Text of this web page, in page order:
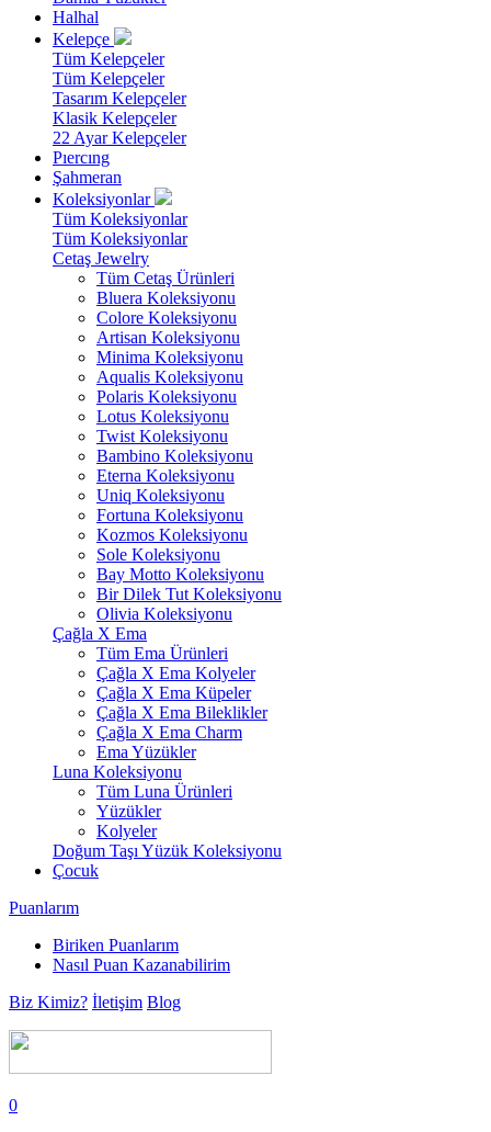
Halhal
Kelepçe
Tüm Kelepçeler
Tüm Kelepçeler
Tasarım Kelepçeler
Klasik Kelepçeler
22 Ayar Kelepçeler
Pıercıng
Şahmeran
Koleksiyonlar
Tüm Koleksiyonlar
Tüm Koleksiyonlar
Cetaş Jewelry
Tüm Cetaş Ürünleri
Bluera Koleksiyonu
Colore Koleksiyonu
Artisan Koleksiyonu
Minima Koleksiyonu
Aqualis Koleksiyonu
Polaris Koleksiyonu
Lotus Koleksiyonu
Twist Koleksiyonu
Bambino Koleksiyonu
Eterna Koleksiyonu
Uniq Koleksiyonu
Fortuna Koleksiyonu
Kozmos Koleksiyonu
Sole Koleksiyonu
Bay Motto Koleksiyonu
Bir Dilek Tut Koleksiyonu
Olivia Koleksiyonu
Çağla X Ema
Tüm Ema Ürünleri
Çağla X Ema Kolyeler
Çağla X Ema Küpeler
Çağla X Ema Bileklikler
Çağla X Ema Charm
Ema Yüzükler
Luna Koleksiyonu
Tüm Luna Ürünleri
Yüzükler
Kolyeler
Doğum Taşı Yüzük Koleksiyonu
Çocuk
Puanlarım
Biriken Puanlarım
Nasıl Puan Kazanabilirim
Biz Kimiz? İletişim Blog
0